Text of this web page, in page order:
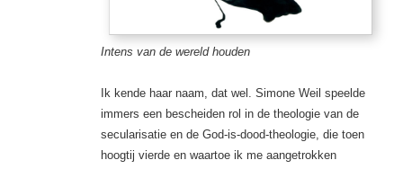
Intens van de wereld houden
Ik kende haar naam, dat wel. Simone Weil speelde
immers een bescheiden rol in de theologie van de
secularisatie en de God-is-dood-theologie, die toen
hoogtij vierde en waartoe ik me aangetrokken